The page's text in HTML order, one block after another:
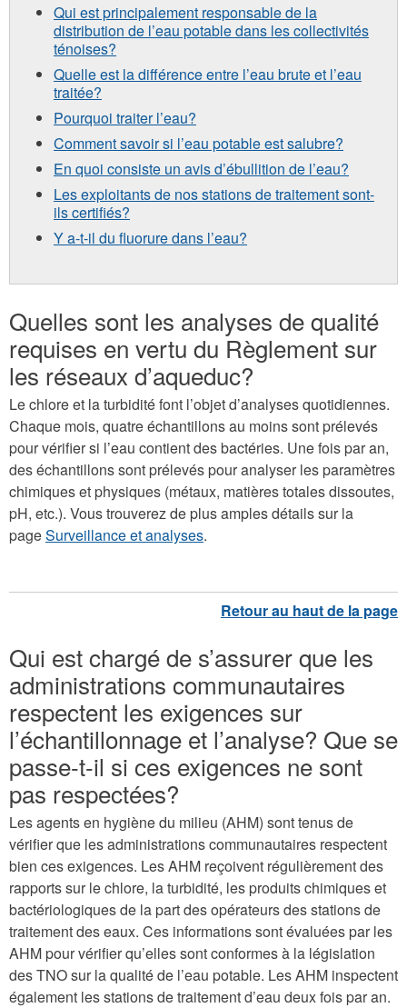
Qui est principalement responsable de la
distribution de l’eau potable dans les collectivités
ténoises?
Quelle est la différence entre l’eau brute et l’eau
traitée?
Pourquoi traiter l’eau?
Comment savoir si l’eau potable est salubre?
En quoi consiste un avis d’ébullition de l’eau?
Les exploitants de nos stations de traitement sont-
ils certifiés?
Y a-t-il du fluorure dans l’eau?
Quelles sont les analyses de qualité
requises en vertu du Règlement sur
les réseaux d’aqueduc?
Le chlore et la turbidité font l’objet d’analyses quotidiennes.
Chaque mois, quatre échantillons au moins sont prélevés
pour vérifier si l’eau contient des bactéries. Une fois par an,
des échantillons sont prélevés pour analyser les paramètres
chimiques et physiques (métaux, matières totales dissoutes,
pH, etc.). Vous trouverez de plus amples détails sur la
pageSurveillance et analyses.
Qui est chargé de s’assurer que les
administrations communautaires
respectent les exigences sur
l’échantillonnage et l’analyse? Que se
passe-t-il si ces exigences ne sont
pas respectées?
Les agents en hygiène du milieu (AHM) sont tenus de
vérifier que les administrations communautaires respectent
bien ces exigences. Les AHM reçoivent régulièrement des
rapports sur le chlore, la turbidité, les produits chimiques et
bactériologiques de la part des opérateurs des stations de
traitement des eaux. Ces informations sont évaluées par les
AHM pour vérifier qu’elles sont conformes à la législation
des TNO sur la qualité de l’eau potable. Les AHM inspectent
également les stations de traitement d’eau deux fois par an.